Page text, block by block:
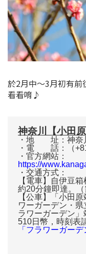
於2月中～3月初有
看看唷♪
神奈川【小田
・地 址：神奈
・電 話：（
・官方網站：
https://
・交通方式：
【電車】自伊豆
約20分鐘即達。（
【公車】「小田
ワーガーデン・
ラワーガーデン
510日幣，時刻表
「フラワーガー